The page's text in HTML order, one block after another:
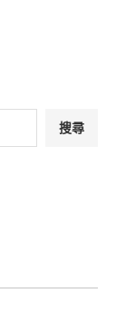
搜尋